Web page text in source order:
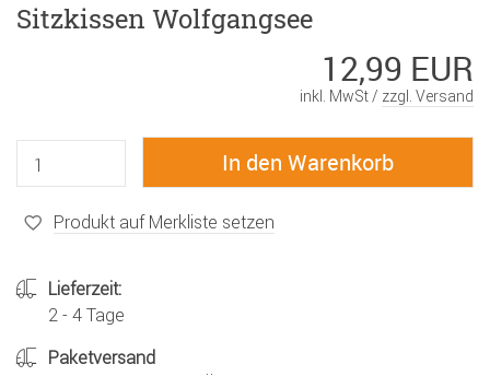
Sitzkissen Wolfgangsee
12,99 EUR
inkl. MwSt / zzgl. Versand
Produkt auf Merkliste setzen
Lieferzeit:
2 - 4 Tage
Paketversand